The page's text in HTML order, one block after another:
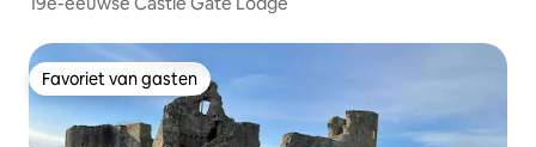
Favoriet van gasten
Favoriet van gasten